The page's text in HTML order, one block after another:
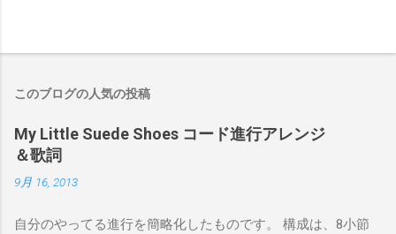
このブログの人気の投稿
My Little Suede Shoes コード進行アレンジ
＆歌詞
9月 16, 2013
自分のやってる進行を簡略化したものです。 構成は、8小節